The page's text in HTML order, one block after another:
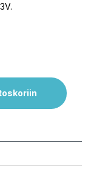
1 kpl